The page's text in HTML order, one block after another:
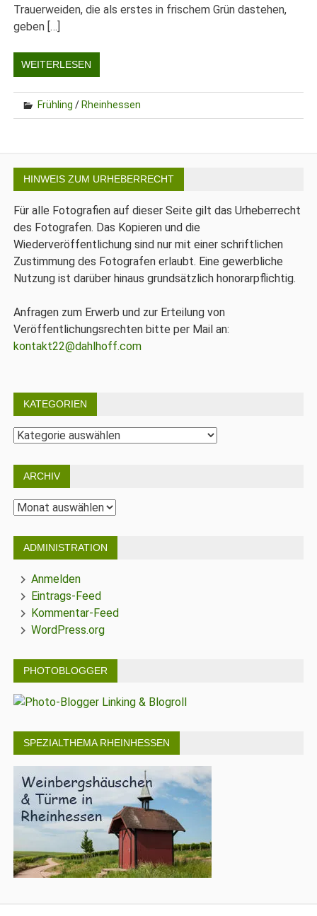
Trauerweiden, die als erstes in frischem Grün dastehen,
geben […]
WEITERLESEN
Frühling / Rheinhessen
HINWEIS ZUM URHEBERRECHT
Für alle Fotografien auf dieser Seite gilt das Urheberrecht
des Fotografen. Das Kopieren und die
Wiederveröffentlichung sind nur mit einer schriftlichen
Zustimmung des Fotografen erlaubt. Eine gewerbliche
Nutzung ist darüber hinaus grundsätzlich honorarpflichtig.
Anfragen zum Erwerb und zur Erteilung von
Veröffentlichungsrechten bitte per Mail an:
kontakt22@dahlhoff.com
KATEGORIEN
Kategorien
ARCHIV
Archiv
ADMINISTRATION
Anmelden
Eintrags-Feed
Kommentar-Feed
WordPress.org
PHOTOBLOGGER
SPEZIALTHEMA RHEINHESSEN